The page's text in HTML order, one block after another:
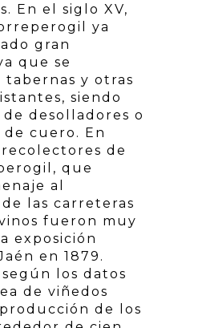
En el siglo XV,
ya
gran
que se
tabernas y otras
siendo
desolladores o
cuero. En
recolectores de
que
al
las carreteras
fueron muy
exposición
en 1879.
los datos
de viñedos
de los